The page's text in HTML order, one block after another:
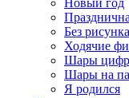
Без
Ходячие
Шары
Шары на
Я родился